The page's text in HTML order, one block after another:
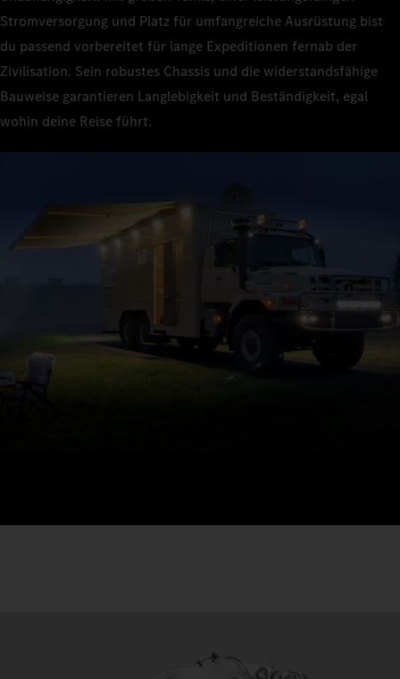
Stromversorgung und Platz für umfangreiche Ausrüstung bist
du passend vorbereitet für lange Expeditionen fernab der
Zivilisation. Sein robustes Chassis und die widerstandsfähige
Bauweise garantieren Langlebigkeit und Beständigkeit, egal
wohin deine Reise führt.